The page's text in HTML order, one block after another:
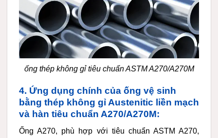
ống thép không gỉ tiêu chuẩn ASTM A270/A270M
4. Ứng dụng chính của ống vệ sinh
bằng thép không gỉ Austenitic liền mạch
và hàn tiêu chuẩn A270/A270M:
Ống A270, phù hợp với tiêu chuẩn ASTM A270,